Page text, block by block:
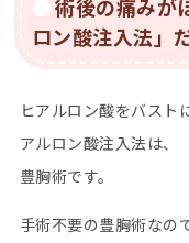
術後の痛みが
ロン酸注入法」
ヒアルロン酸をバスト
アルロン酸注入法は、
豊胸術です。
手術不要の豊胸術なの